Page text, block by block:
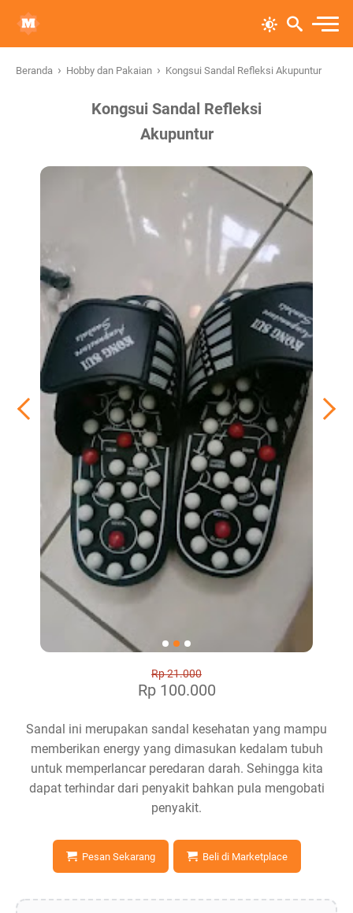
Beranda › Hobby dan Pakaian › Kongsui Sandal Refleksi Akupuntur
Kongsui Sandal Refleksi
Akupuntur
Rp 21.000
Rp 100.000
Sandal ini merupakan sandal kesehatan yang mampu
memberikan energy yang dimasukan kedalam tubuh
untuk memperlancar peredaran darah. Sehingga kita
dapat terhindar dari penyakit bahkan pula mengobati
penyakit.
Pesan Sekarang Beli di Marketplace